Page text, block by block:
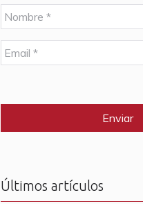
N
o
m
b
r
E
m
l
Últimos artículos